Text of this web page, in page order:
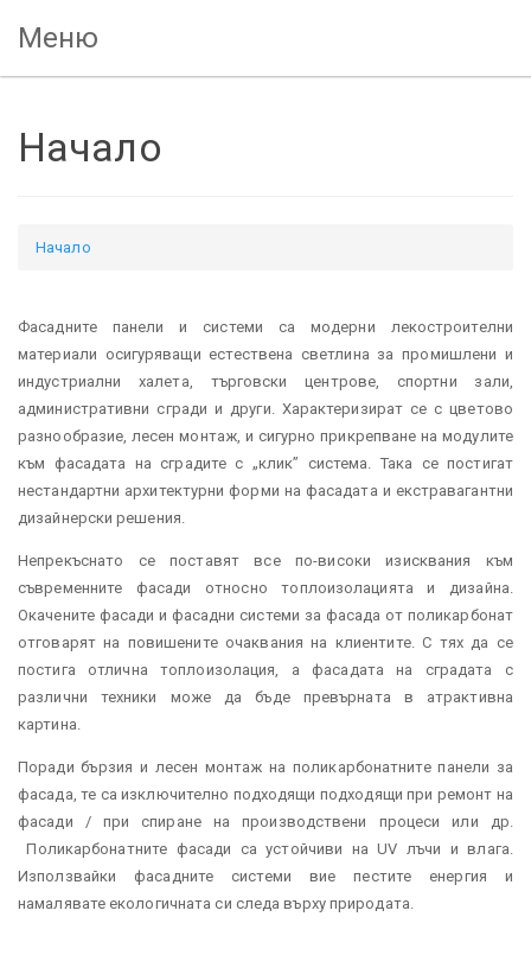
Меню
Начало
Начало
Фасадните панели и системи са модерни лекостроителни
материали осигуряващи естествена светлина за промишлени и
индустриални халета, търговски центрове, спортни зали,
административни сгради и други. Характеризират се с цветово
разнообразие, лесен монтаж, и сигурно прикрепване на модулите
към фасадата на сградите с „клик” система. Така се постигат
нестандартни архитектурни форми на фасадата и екстравагантни
дизайнерски решения.
Непрекъснато се поставят все по-високи изисквания към
съвременните фасади относно топлоизолацията и дизайна.
Окачените фасади и фасадни системи за фасада от поликарбонат
отговарят на повишените очаквания на клиентите. С тях да се
постига отлична топлоизолация, а фасадата на сградата с
различни техники може да бъде превърната в атрактивна
картина.
Поради бързия и лесен монтаж на поликарбонатните панели за
фасада, те са изключително подходящи подходящи при ремонт на
фасади / при спиране на производствени процеси или др.
Поликарбонатните фасади са устойчиви на UV лъчи и влага.
Използвайки фасадните системи вие пестите енергия и
намалявате екологичната си следа върху природата.